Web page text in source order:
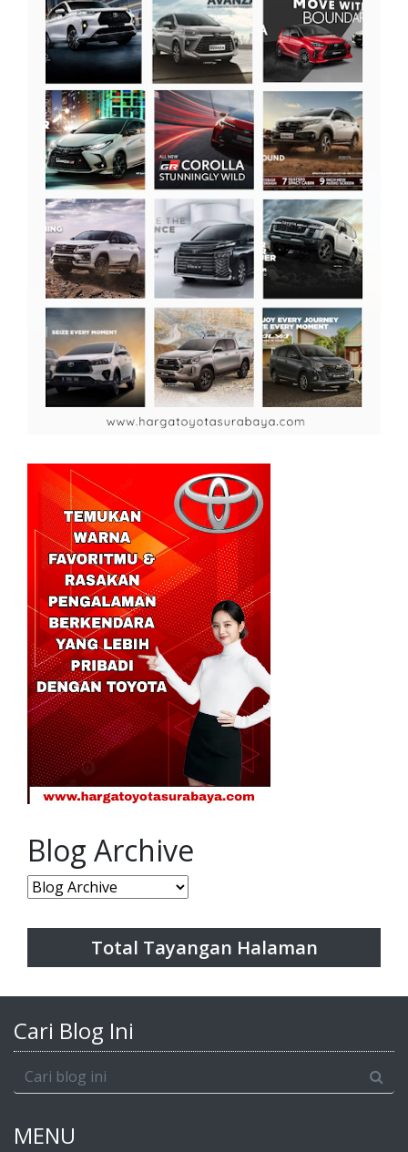
Blog Archive
Total Tayangan Halaman
Cari Blog Ini
MENU